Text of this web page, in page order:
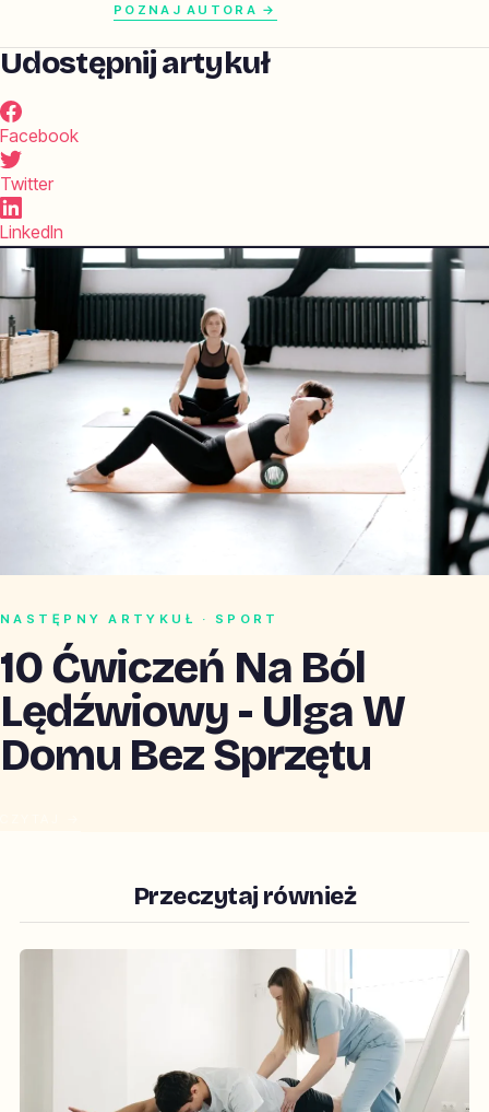
POZNAJ AUTORA →
Udostępnij artykuł
Facebook
Twitter
LinkedIn
NASTĘPNY ARTYKUŁ · SPORT
10 Ćwiczeń Na Ból
Lędźwiowy - Ulga W
Domu Bez Sprzętu
Przeczytaj również